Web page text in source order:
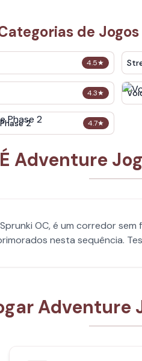
de
4.5★
4.3★
4.7★
2
Adventure
OC, é um corredor
nesta sequência.
Adventure